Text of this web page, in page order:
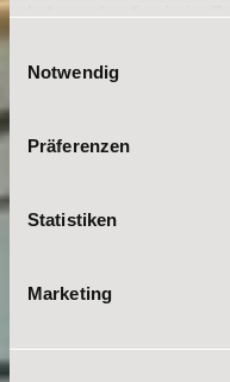
haben oder die sie im
unserer
Notwendig
Präferenzen
Statistiken
Marketing